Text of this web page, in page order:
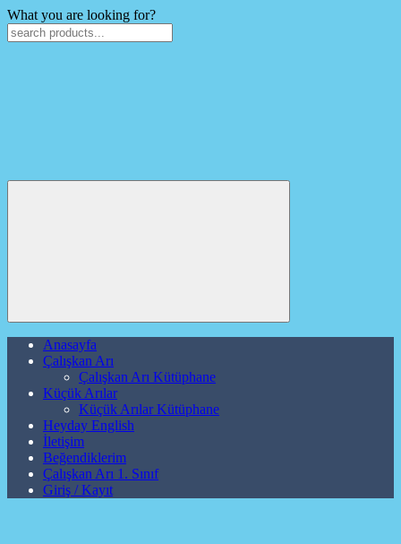
What you are looking for?
Anasayfa
Çalışkan Arı
Çalışkan Arı Kütüphane
Küçük Arılar
Küçük Arılar Kütüphane
Heyday English
İletişim
Beğendiklerim
Çalışkan Arı 1. Sınıf
Giriş / Kayıt